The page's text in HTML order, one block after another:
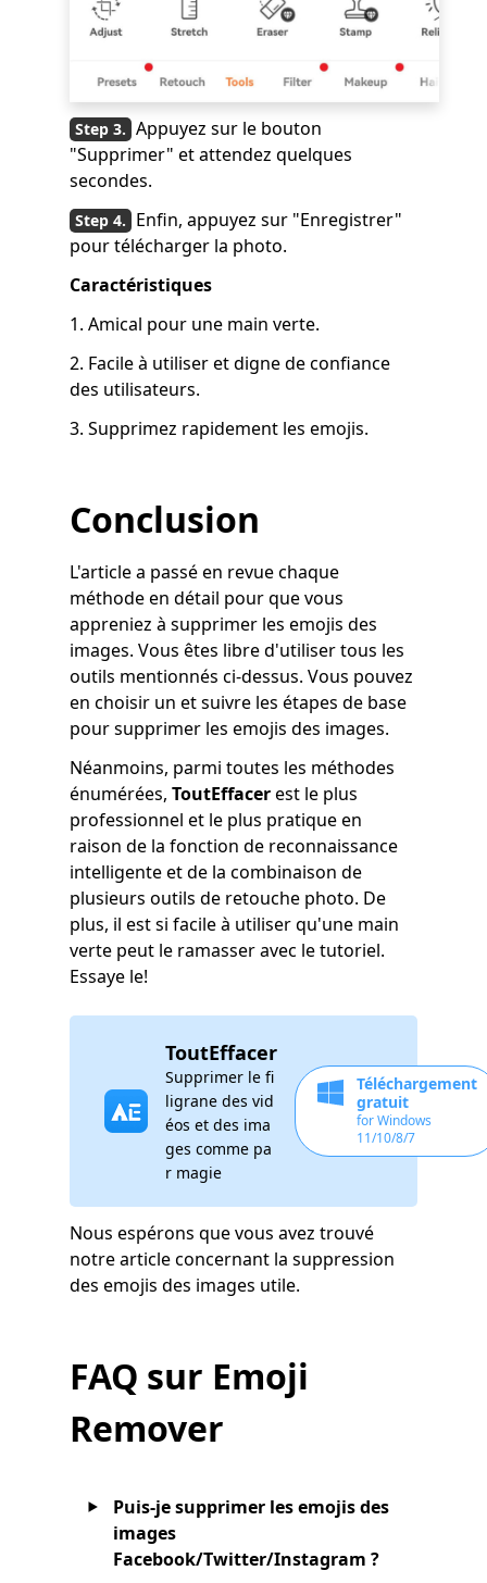
Appuyez sur le bouton
"Supprimer" et attendez quelques
secondes.
Enfin, appuyez sur "Enregistrer"
pour télécharger la photo.
Caractéristiques
1. Amical pour une main verte.
2. Facile à utiliser et digne de confiance
des utilisateurs.
3. Supprimez rapidement les emojis.
Conclusion
L'article a passé en revue chaque
méthode en détail pour que vous
appreniez à supprimer les emojis des
images. Vous êtes libre d'utiliser tous les
outils mentionnés ci-dessus. Vous pouvez
en choisir un et suivre les étapes de base
pour supprimer les emojis des images.
Néanmoins, parmi toutes les méthodes
énumérées, ToutEffacerest le plus
professionnel et le plus pratique en
raison de la fonction de reconnaissance
intelligente et de la combinaison de
plusieurs outils de retouche photo. De
plus, il est si facile à utiliser qu'une main
verte peut le ramasser avec le tutoriel.
Essaye le!
ToutEffacer
Supprimer le fi
ligrane des vid
éos et des ima
ges comme pa
r magie
Téléchargement
gratuit
for Windows
11/10/8/7
Nous espérons que vous avez trouvé
notre article concernant la suppression
des emojis des images utile.
FAQ sur Emoji
Remover
Puis-je supprimer les emojis des
images
Facebook/Twitter/Instagram ?